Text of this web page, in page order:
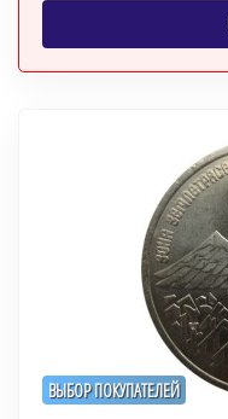
ВЫБОР ПОКУПАТЕЛЕЙ